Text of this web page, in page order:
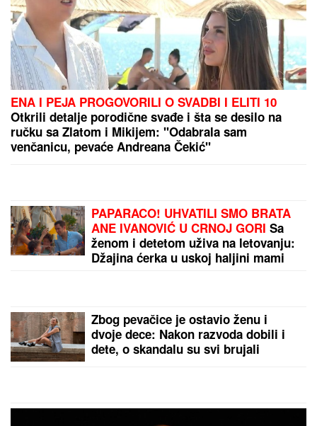
REŠIO SVE DA OTKRIJE!Nesuđeno pojačanje
Partizana objasnilo kako je prihvatio poziv bivšeg
trenera Zvezde!